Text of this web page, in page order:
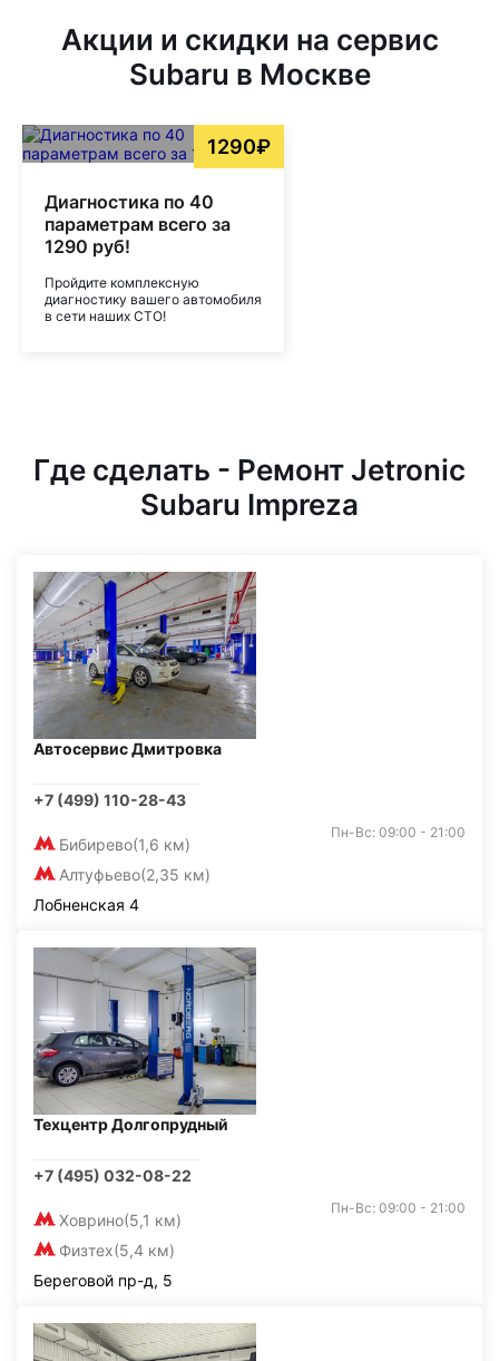
Акции и скидки на сервис
Subaru в Москве
1290₽
Диагностика по 40
параметрам всего за
1290 руб!
Пройдите комплексную
диагностику вашего автомобиля
в сети наших СТО!
Где сделать - Ремонт Jetronic
Subaru Impreza
Автосервис Дмитровка
+7 (499) 110-28-43
Бибирево(1,6 км)
Алтуфьево(2,35 км)
Пн-Вс: 09:00 - 21:00
Лобненская 4
Техцентр Долгопрудный
+7 (495) 032-08-22
Ховрино(5,1 км)
Физтех(5,4 км)
Пн-Вс: 09:00 - 21:00
Береговой пр-д, 5